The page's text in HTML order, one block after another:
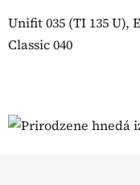
Unifit 035 (TI 135 U),
Classic 040